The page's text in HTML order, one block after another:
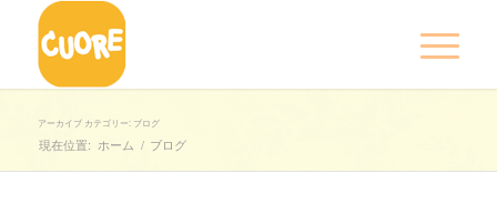
アーカイブ カテゴリー: ブログ
現在位置: ホーム / ブログ